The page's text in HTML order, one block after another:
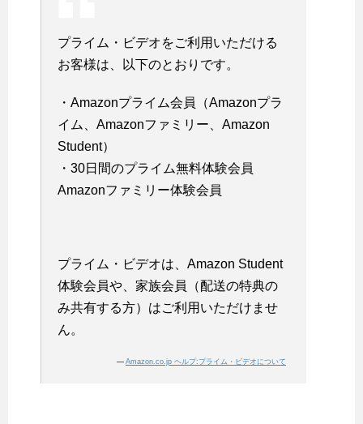
プライム・ビデオをご利用いただける
お客様は、以下のとおりです。
・Amazonプライム会員（Amazonプラ
イム、Amazonファミリー、Amazon
Student）
・30日間のプライム無料体験会員
Amazonファミリー体験会員
プライム・ビデオは、Amazon Student
体験会員や、家族会員（配送の特典の
み共有する方）はご利用いただけませ
ん。
— Amazon.co.jp ヘルプ:プライム・ビデオについて